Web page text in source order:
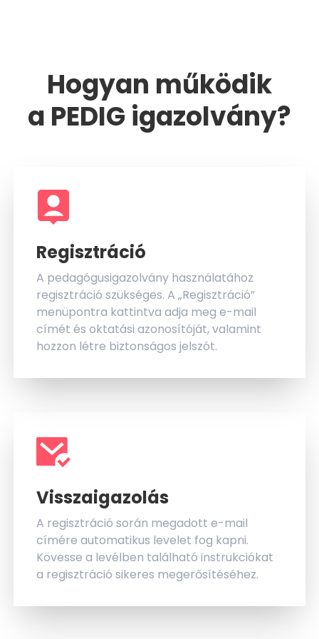
Hogyan működik
a PEDIG igazolvány?
Regisztráció
A pedagógusigazolvány használatához
regisztráció szükséges. A „Regisztráció”
menüpontra kattintva adja meg e-mail
címét és oktatási azonosítóját, valamint
hozzon létre biztonságos jelszót.
Visszaigazolás
A regisztráció során megadott e-mail
címére automatikus levelet fog kapni.
Kövesse a levélben található instrukciókat
a regisztráció sikeres megerősítéséhez.